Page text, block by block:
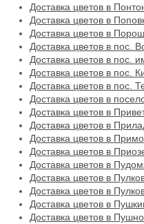
Доставка цветов в
Доставка цветов в
Доставка цветов в
Доставка цветов в пос.
Доставка цветов в пос.
Доставка цветов в пос.
Доставка цветов в пос.
Доставка цветов в
Доставка цветов в
Доставка цветов в
Доставка цветов в
Доставка цветов в
Доставка цветов в
Доставка цветов в
Доставка цветов в
Доставка цветов в
Доставка цветов в